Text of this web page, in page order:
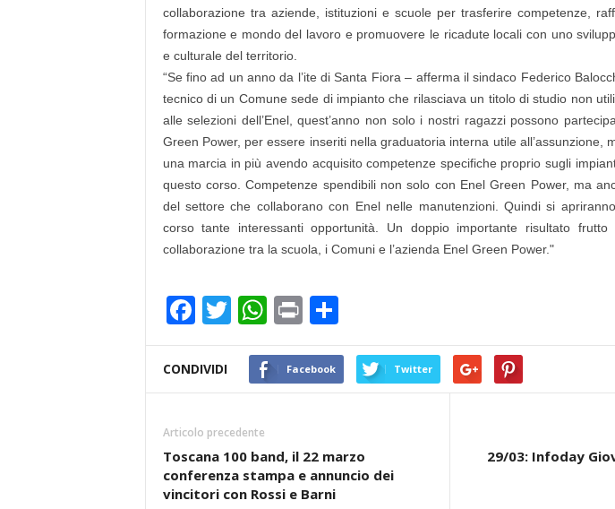
collaborazione tra aziende, istituzioni e scuole per trasferire competenze,
formazione e mondo del lavoro e promuovere le ricadute locali con uno
e culturale del territorio.
“Se fino ad un anno da l’ite di Santa Fiora – afferma il sindaco Federico
tecnico di un Comune sede di impianto che rilasciava un titolo di studio non
alle selezioni dell’Enel, quest’anno non solo i nostri ragazzi possono
Green Power, per essere inseriti nella graduatoria interna utile all’assunzione,
una marcia in più avendo acquisito competenze specifiche proprio sugli
questo corso. Competenze spendibili non solo con Enel Green Power, ma
del settore che collaborano con Enel nelle manutenzioni. Quindi si
corso tante interessanti opportunità. Un doppio importante risultato frutto
collaborazione tra la scuola, i Comuni e l’azienda Enel Green Power."
F
a
c
e
b
o
o
T
wi
er
W
h
at
s
p
p
Pr
in
t
o
n
di
di
CONDIVIDI Facebook Twitter
Articolo precedente
Toscana 100 band, il 22 marzo
conferenza stampa e annuncio dei
vincitori con Rossi e Barni
29/03: Infoday